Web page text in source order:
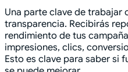
Una parte clave de trabajar
transparencia. Recibirás
rendimiento de tus
impresiones, clics,
Esto es clave para saber si